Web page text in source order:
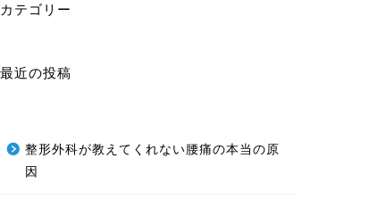
カテゴリー
最近の投稿
整形外科が教えてくれない腰痛の本当の原
因